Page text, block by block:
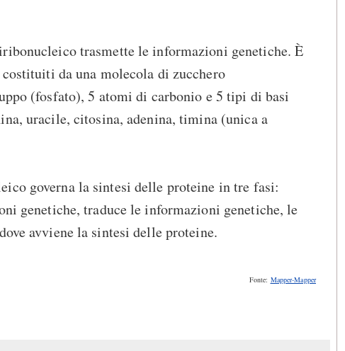
trasmette le informazioni genetiche. È
da una molecola di zucchero
(fosfato), 5 atomi di carbonio e 5 tipi di basi
uracile, citosina, adenina, timina (unica a
governa la sintesi delle proteine in tre fasi:
genetiche, traduce le informazioni genetiche, le
avviene la sintesi delle proteine.
Fonte: Mapper-Mapper